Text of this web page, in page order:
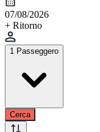
07/08/2026
+ Ritorno
1 Passeggero
Cerca